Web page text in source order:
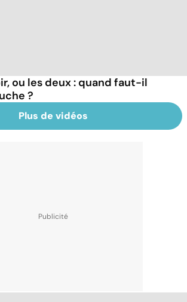
ou les deux : quand faut-il
?
Plus de vidéos
santé